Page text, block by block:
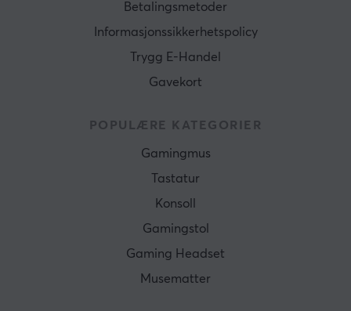
Betalingsmetoder
Informasjonssikkerhetspolicy
Trygg E-Handel
Gavekort
POPULÆRE KATEGORIER
Gamingmus
Tastatur
Konsoll
Gamingstol
Gaming Headset
Musematter